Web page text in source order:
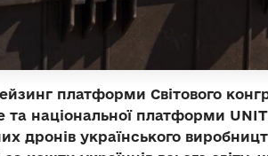
платформи Світового
та національної платформи
дронів українського